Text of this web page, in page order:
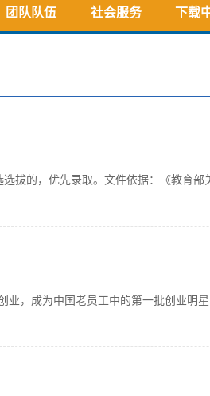
团队队伍 社会服务 下载
拔的，优先录取。文件依据：《教育部
业，成为中国老员工中的第一批创业明